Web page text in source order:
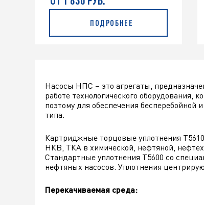
ПОДРОБНЕЕ
Насосы НПС – это агрегаты,
работе технологического оборудования,
поэтому для обеспечения
типа.
Картриджные торцовые уплотнения
НКВ, ТКА в химической, нефтяной,
Стандартные уплотнения Т5600 со
нефтяных насосов. Уплотнения
Перекачиваемая среда: